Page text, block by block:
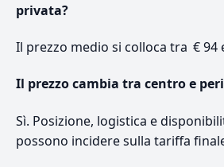
privata?
Il prezzo medio si colloca tra € 94
Il prezzo cambia tra centro e
Sì. Posizione, logistica e
possono incidere sulla tariffa